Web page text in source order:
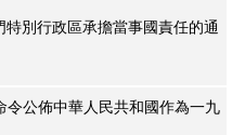
別行政區承擔當事國責任的通
公佈中華人民共和國作為一九